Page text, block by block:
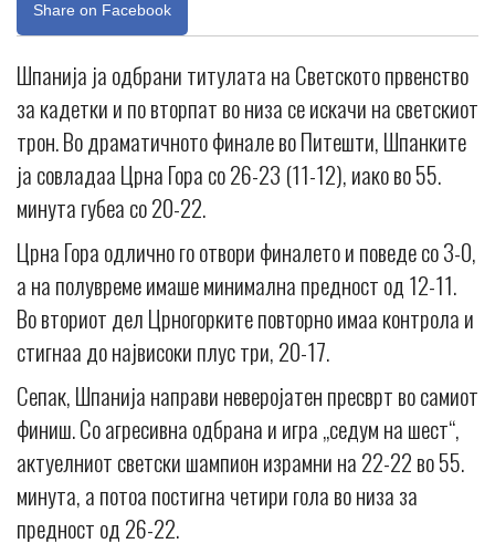
Share on Facebook
Шпанија ја одбрани титулата на Светското првенство
за кадетки и по вторпат во низа се искачи на светскиот
трон. Во драматичното финале во Питешти, Шпанките
ја совладаа Црна Гора со 26-23 (11-12), иако во 55.
минута губеа со 20-22.
Црна Гора одлично го отвори финалето и поведе со 3-0,
а на полувреме имаше минимална предност од 12-11.
Во вториот дел Црногорките повторно имаа контрола и
стигнаа до највисоки плус три, 20-17.
Сепак, Шпанија направи неверојатен пресврт во самиот
финиш. Со агресивна одбрана и игра „седум на шест“,
актуелниот светски шампион израмни на 22-22 во 55.
минута, а потоа постигна четири гола во низа за
предност од 26-22.